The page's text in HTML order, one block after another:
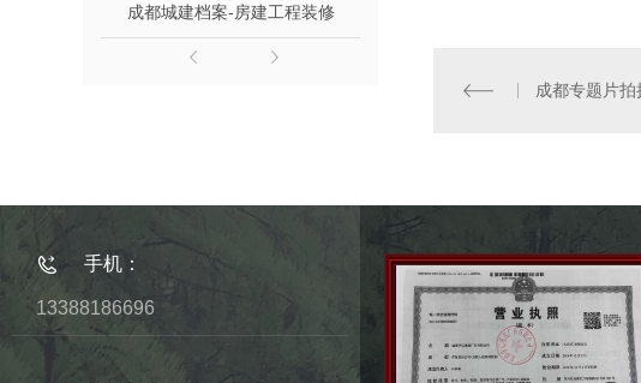
成都城建档案-房建工程装修
成都专题片拍
手机：
13388186696